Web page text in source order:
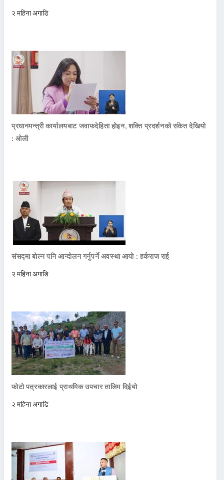
२ महिना अगाडि
प्रधानमन्त्री कार्यालयबाट जवाफदेहिता होइन, शक्ति प्रदर्शनको संकेत देखियो
: ओली
संसद्मा बोल्न पनि आन्दोलन गर्नुपर्ने अवस्था आयो : हर्कराज राई
२ महिना अगाडि
फोटो पत्रकारलाई प्राथमिक उपचार तालिम दिईयो
२ महिना अगाडि